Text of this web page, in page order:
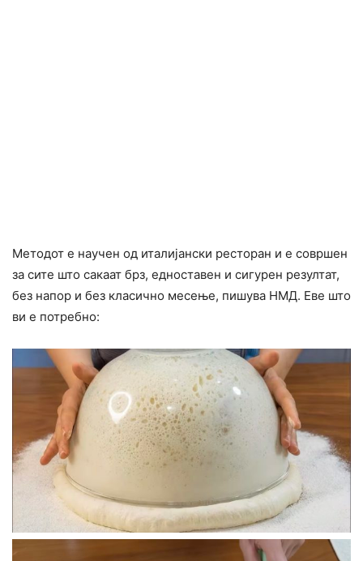
Методот е научен од италијански ресторан и е совршен
за сите што сакаат брз, едноставен и сигурен резултат,
без напор и без класично месење, пишува НМД. Еве што
ви е потребно: